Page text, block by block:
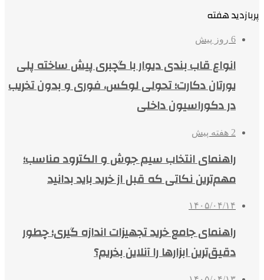
پربازدید هفته
6 روز پیش
انواع قاب بندی دیوار با گچبری پیش ساخته پلی
یورتان دکارت؛ تحولی لوکس، فوری و بدون تخریب
در دکوراسیون داخلی
2 هفته پیش
راهنمای انتخاب سیم جوش و الکترود مناسب؛
مهم‌ترین نکاتی که قبل از خرید باید بدانید
۱۴۰۵/۰۴/۱۴
راهنمای جامع خرید تجهیزات اندازه گیری؛ چطور
دقیق‌ترین ابزارها را آنلاین بخریم؟